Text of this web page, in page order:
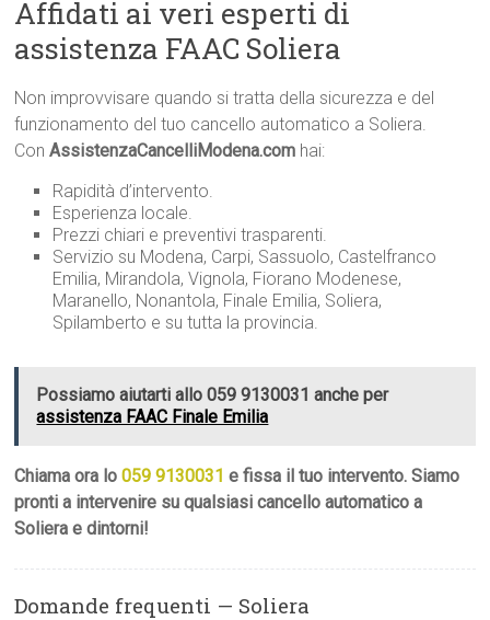
Affidati ai veri esperti di
assistenza FAAC Soliera
Non improvvisare quando si tratta della sicurezza e del
funzionamento del tuo cancello automatico a Soliera.
ConAssistenzaCancelliModena.com hai:
Rapidità d’intervento.
Esperienza locale.
Prezzi chiari e preventivi trasparenti.
Servizio su Modena, Carpi, Sassuolo, Castelfranco
Emilia, Mirandola, Vignola, Fiorano Modenese,
Maranello, Nonantola, Finale Emilia, Soliera,
Spilamberto e su tutta la provincia.
Possiamo aiutarti allo 059 9130031 anche per
assistenza FAAC Finale Emilia
Chiama ora lo059 9130031 e fissa il tuo intervento. Siamo
pronti a intervenire su qualsiasi cancello automatico a
Soliera e dintorni!
Domande frequenti — Soliera